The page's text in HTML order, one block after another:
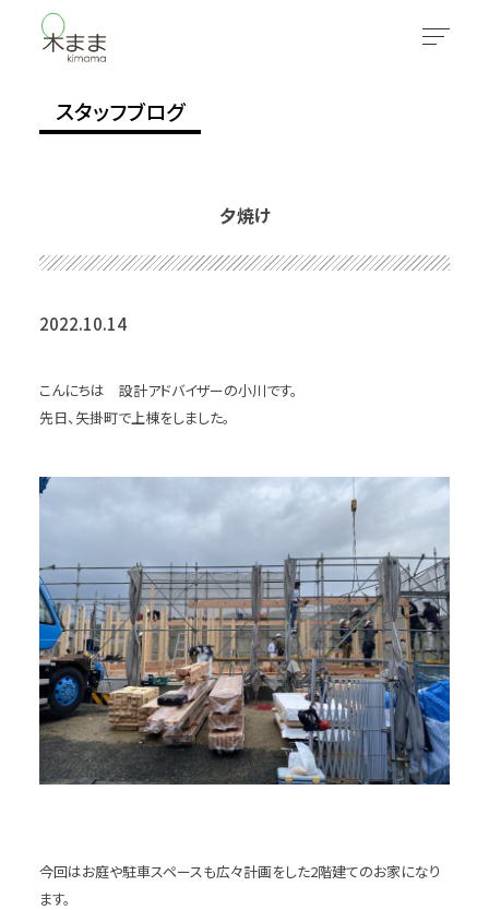
スタッフブログ
夕焼け
2022.10.14
こんにちは 設計アドバイザーの小川です。
先日、矢掛町で上棟をしました。
今回はお庭や駐車スペースも広々計画をした2階建てのお家になり
ます。